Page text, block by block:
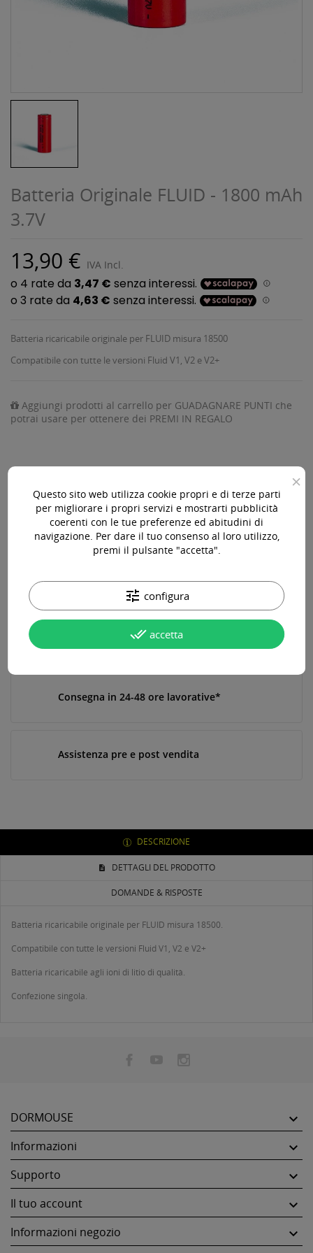
Batteria Originale FLUID - 1800 mAh
3.7V
13,90 € IVA Incl.
Batteria ricaricabile originale per FLUID misura 18500
Compatibile con tutte le versioni Fluid V1, V2 e V2+
Aggiungi prodotti al carrello per GUADAGNARE PUNTI che
potrai usare per ottenere dei PREMI IN REGALO
AGGIUNGI AL CARRELLO 
Disponibile
Acquista 119,00 € (iva incl.) di prodotti per ottenere la
Paga online, alla consegna o in comode rate
Consegna in 24-48 ore lavorative*
Assistenza pre e post vendita
DESCRIZIONE
DETTAGLI DEL PRODOTTO
DOMANDE & RISPOSTE
Batteria ricaricabile originale per FLUID misura 18500.
Compatibile con tutte le versioni Fluid V1, V2 e V2+
Batteria ricaricabile agli ioni di litio di qualità.
Confezione singola.
DORMOUSE 
Informazioni 
Supporto 
Il tuo account 
Informazioni negozio 
×
Questo sito web utilizza cookie propri e di terze parti
per migliorare i propri servizi e mostrarti pubblicità
coerenti con le tue preferenze ed abitudini di
navigazione. Per dare il tuo consenso al loro utilizzo,
premi il pulsante "accetta".
tune configura
done_all accetta